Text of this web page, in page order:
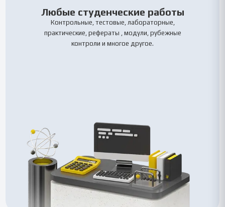
Любые студенческие работы
Контрольные, тестовые, лабораторные,
практические, рефераты , модули, рубежные
контроли и многое другое.